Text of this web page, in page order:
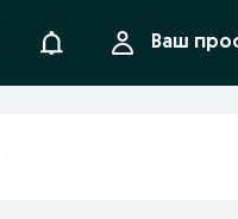
УведомленияВаш